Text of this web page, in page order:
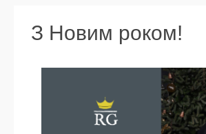
З Новим роком!